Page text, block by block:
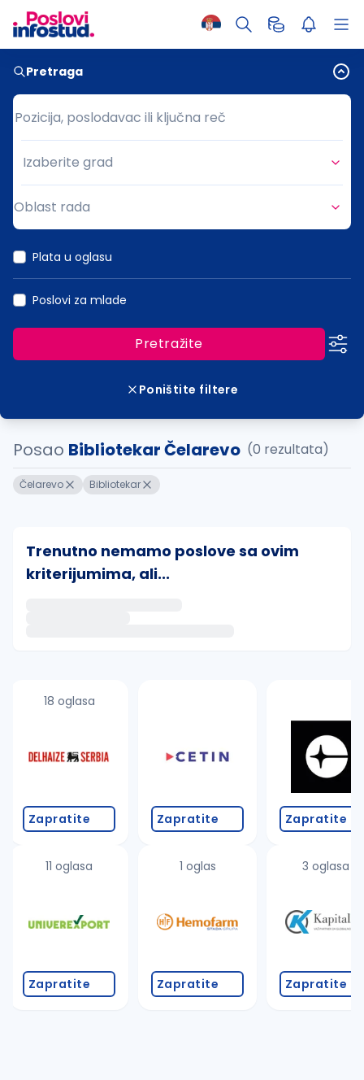
Pretraga
Pozicija, poslodavac ili ključna reč
Pozicija, poslodavac ili ključna reč
Grad
Izaberite grad
Oblast rada
Plata u oglasu
Poslovi za mlade
Pretražite
Poništite filtere
Posao Bibliotekar Čelarevo (0 rezultata)
Čelarevo Bibliotekar
Trenutno nemamo poslove sa ovim
kriterijumima, ali...
proverite pravopisne greške (koristite č, ć, š, đ,
promenite odabrane filtere pretrage
18 oglasa
Zapratite
11 oglasa
Zapratite
Zapratite
1 oglas
Zapratite
Zapratite
3 oglasa
Zapratite